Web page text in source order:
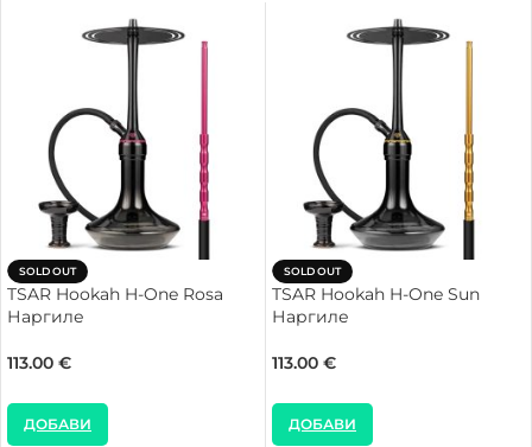
SOLD OUT
TSAR Hookah H-One Rosa
Наргиле
113.00 €
ДОБАВИ
SOLD OUT
TSAR Hookah H-One Sun
Наргиле
113.00 €
ДОБАВИ